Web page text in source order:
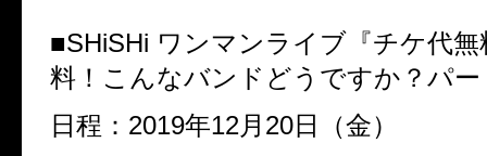
■SHiSHi ワンマンライブ『チケ代無
料！こんなバンドどうですか？パー
日程： 2019年12月 20日（金）